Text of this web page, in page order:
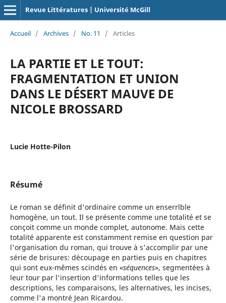
Revue Littératures | Université McGill
Accueil / Archives / No. 11 / Articles
LA PARTIE ET LE TOUT:
FRAGMENTATION ET UNION
DANS LE DÉSERT MAUVE DE
NICOLE BROSSARD
Lucie Hotte-Pilon
Résumé
Le roman se définit d'ordinaire comme un enserrlble
homogène, un tout. Il se présente comme une totalité et se
conçoit comme un monde complet, autonome. Mais cette
totalité apparente est constamment remise en question par
l'organisation du roman, qui trouve à s'accomplir par une
série de brisures: découpage en parties puis en chapitres
qui sont eux-mêmes scindés en «séquences», segmentées à
leur tour par l'insertion d'informations telles que les
descriptions, les comparaisons, les alternatives, les incises,
comme l'a montré Jean Ricardou.